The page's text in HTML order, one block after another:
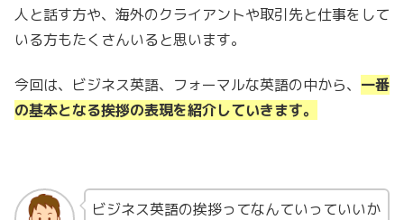
人と話す方や、海外のクライアントや取引先と仕事をして
いる方もたくさんいると思います。
今回は、ビジネス英語、フォーマルな英語の中から、 一番
の基本となる挨拶の表現を紹介していきます。
ビジネス英語の挨拶ってなんていっていいか